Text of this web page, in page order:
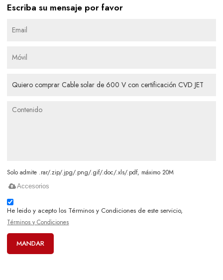
Escriba su mensaje por favor
Solo admite .rar/.zip/.jpg/.png/.gif/.doc/.xls/.pdf, máximo 20M
Accesorios
He leido y acepto los Términos y Condiciones de este servicio,
Términos y Condiciones
MANDAR